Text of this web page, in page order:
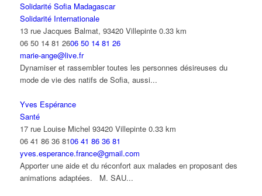
Solidarité Sofia Madagascar
Solidarité Internationale
13 rue Jacques Balmat, 93420 Villepinte 0.33 km
06 50 14 81 2606 50 14 81 26
marie-ange@live.fr
Dynamiser et rassembler toutes les personnes désireuses du
mode de vie des natifs de Sofia, aussi...
Yves Espérance
Santé
17 rue Louise Michel 93420 Villepinte 0.33 km
06 41 86 36 8106 41 86 36 81
yves.esperance.france@gmail.com
Apporter une aide et du réconfort aux malades en proposant des
animations adaptées. M. SAU...